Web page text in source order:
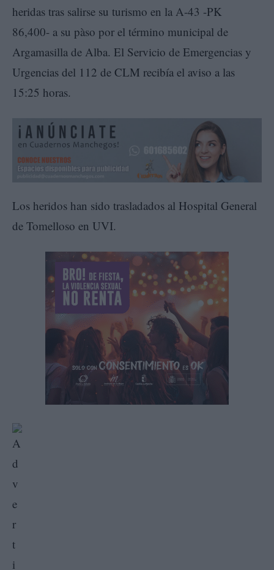
heridas tras salirse su turismo en la A-43 -PK
86,400- a su pàso por el término municipal de
Argamasilla de Alba. El Servicio de Emergencias y
Urgencias del 112 de CLM recibía el aviso a las
15:25 horas.
Los heridos han sido trasladados al Hospital General
de Tomelloso en UVI.